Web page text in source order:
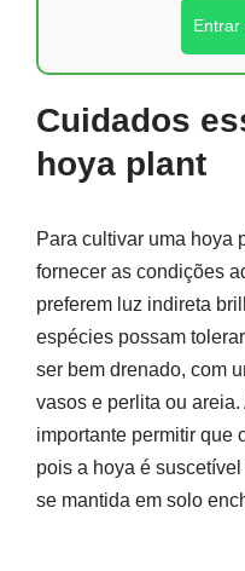
Entrar
Cuidados
hoya plant
Para cultivar uma hoya
fornecer as condições
preferem luz indireta
espécies possam
ser bem drenado, com
vasos e perlita ou
importante permitir que
pois a hoya é
se mantida em solo